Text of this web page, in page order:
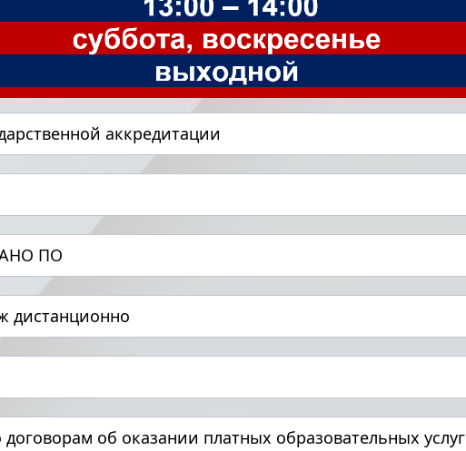
аккредитации
АНО ПО
дистанционно
об оказании платных образовательных услуг